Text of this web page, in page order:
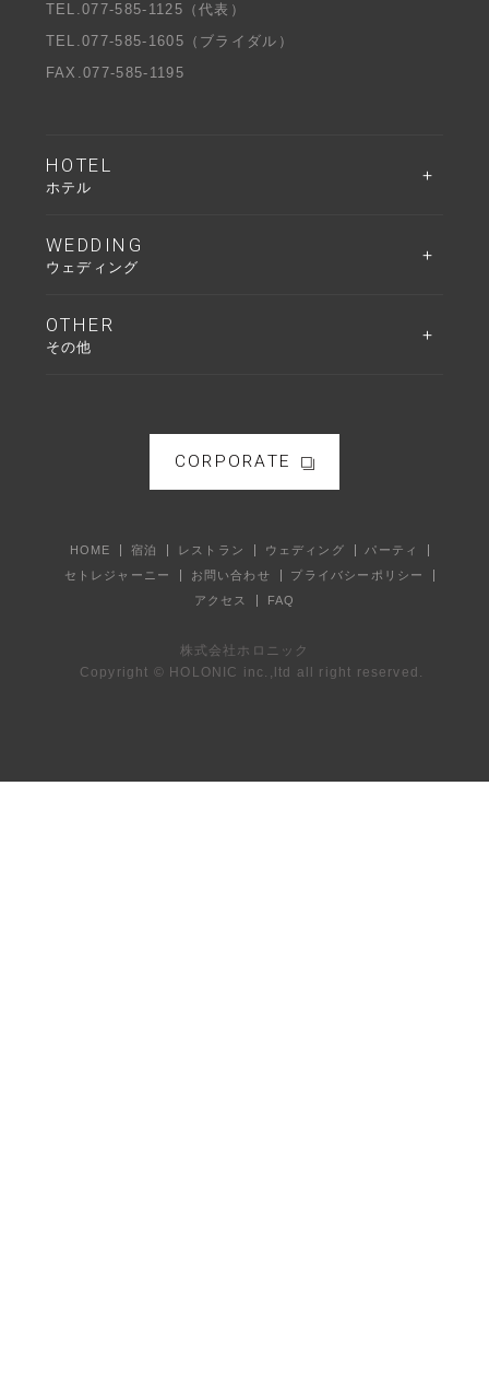
TEL.077-585-1125 （代表）
TEL.077-585-1605 （ブライダル）
FAX.077-585-1195
HOTEL
ホテル
WEDDING
ウェディング
OTHER
その他
HOME 宿泊 レストラン ウェディング
パーティ
セトレジャーニー
お問い合わせ
プライバシーポリシー
アクセス
FAQ
株式会社ホロニック
Copyright © HOLONIC inc.,ltd all right reserved.
CORPORATE